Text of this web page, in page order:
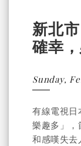
新北
確幸
Sunday,
有線電視日
樂趣多」，
和感嘆失去